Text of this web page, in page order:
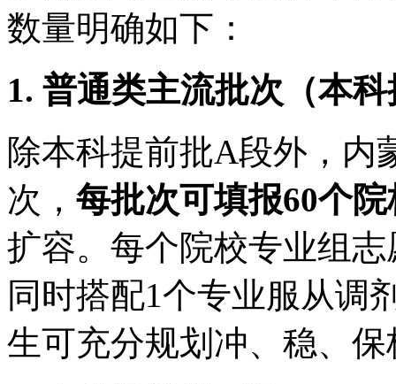
数量明确如下：
1. 普通类主流批次（本
除本科提前批A段外，内
次， 每批次可填报60个
扩容。每个院校专业组
同时搭配1个专业服从调
生可充分规划冲、稳、